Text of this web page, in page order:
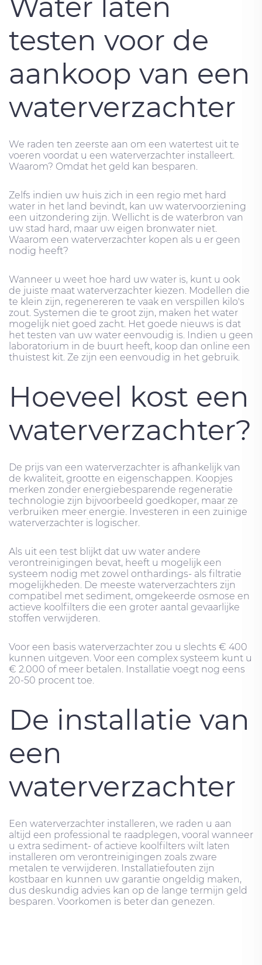
Water laten
testen voor de
aankoop van een
waterverzachter
We raden ten zeerste aan om een ​​watertest uit te
voeren voordat u een waterverzachter installeert.
Waarom? Omdat het geld kan besparen.
Zelfs indien uw huis zich in een regio met hard
water in het land bevindt, kan uw watervoorziening
een uitzondering zijn. Wellicht is de waterbron van
uw stad hard, maar uw eigen bronwater niet.
Waarom een ​​waterverzachter kopen als u er geen
nodig heeft?
Wanneer u weet hoe hard uw water is, kunt u ook
de juiste maat waterverzachter kiezen. Modellen die
te klein zijn, regenereren te vaak en verspillen kilo's
zout. Systemen die te groot zijn, maken het water
mogelijk niet goed zacht. Het goede nieuws is dat
het testen van uw water eenvoudig is. Indien u geen
laboratorium in de buurt heeft, koop dan online een
thuistest kit. Ze zijn een eenvoudig in het gebruik.
Hoeveel kost een
waterverzachter?
De prijs van een waterverzachter is afhankelijk van
de kwaliteit, grootte en eigenschappen. Koopjes
merken zonder energiebesparende regeneratie
technologie zijn bijvoorbeeld goedkoper, maar ze
verbruiken meer energie. Investeren in een zuinige
waterverzachter is logischer.
Als uit een test blijkt dat uw water andere
verontreinigingen bevat, heeft u mogelijk een
systeem nodig met zowel onthardings- als filtratie
mogelijkheden. De meeste waterverzachters zijn
compatibel met sediment, omgekeerde osmose en
actieve koolfilters die een groter aantal gevaarlijke
stoffen verwijderen.
Voor een basis waterverzachter zou u slechts € 400
kunnen uitgeven. Voor een complex systeem kunt u
€ 2.000 of meer betalen. Installatie voegt nog eens
20-50 procent toe.
De installatie van
een
waterverzachter
Een waterverzachter installeren, we raden u aan
altijd een professional te raadplegen, vooral wanneer
u extra sediment- of actieve koolfilters wilt laten
installeren om verontreinigingen zoals zware
metalen te verwijderen. Installatiefouten zijn
kostbaar en kunnen uw garantie ongeldig maken,
dus deskundig advies kan op de lange termijn geld
besparen. Voorkomen is beter dan genezen.